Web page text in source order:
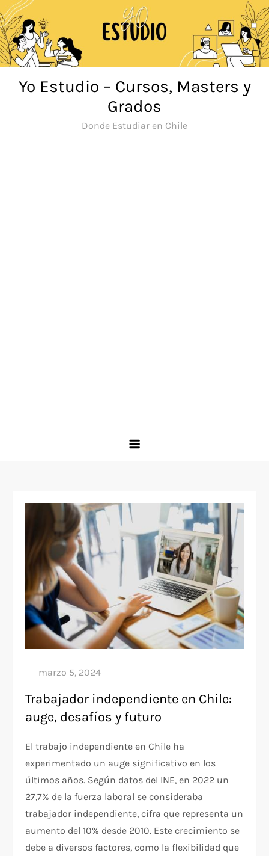
Saltar
al
contenido
Yo Estudio – Cursos, Masters y
Grados
Donde Estudiar en Chile
Trabajador independiente en Chile:
auge, desafíos y futuro
El trabajo independiente en Chile ha
experimentado un auge significativo en los
últimos años. Según datos del INE, en 2022 un
27,7% de la fuerza laboral se consideraba
trabajador independiente, cifra que representa un
aumento del 10% desde 2010. Este crecimiento se
debe a diversos factores, como la flexibilidad que